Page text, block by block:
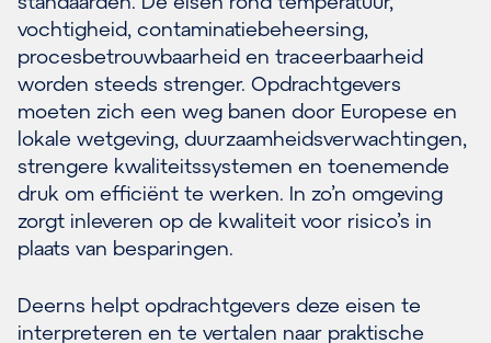
vochtigheid, contaminatiebeheersing,
procesbetrouwbaarheid en traceerbaarheid
worden steeds strenger. Opdrachtgevers
moeten zich een weg banen door Europese en
lokale wetgeving, duurzaamheidsverwachtingen,
strengere kwaliteitssystemen en toenemende
druk om efficiënt te werken. In zo’n omgeving
zorgt inleveren op de kwaliteit voor risico’s in
plaats van besparingen.
Deerns helpt opdrachtgevers deze eisen te
interpreteren en te vertalen naar praktische